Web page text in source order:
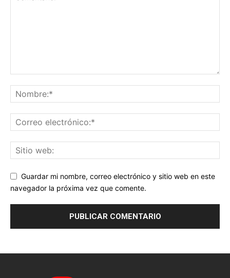
Guardar mi nombre, correo electrónico y sitio web en este
navegador la próxima vez que comente.